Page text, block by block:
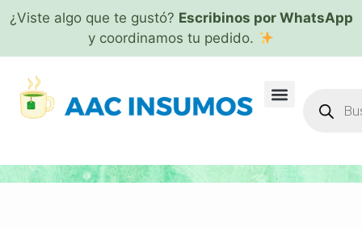
¿Viste algo que te gustó? Escribinos por WhatsApp
y coordinamos tu pedido.